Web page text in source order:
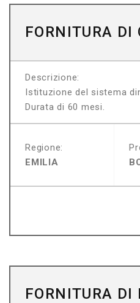
FORNITURA DI
Descrizione:
Istituzione del sistema
Durata di 60 mesi.
Regione:
EMILIA
FORNITURA DI